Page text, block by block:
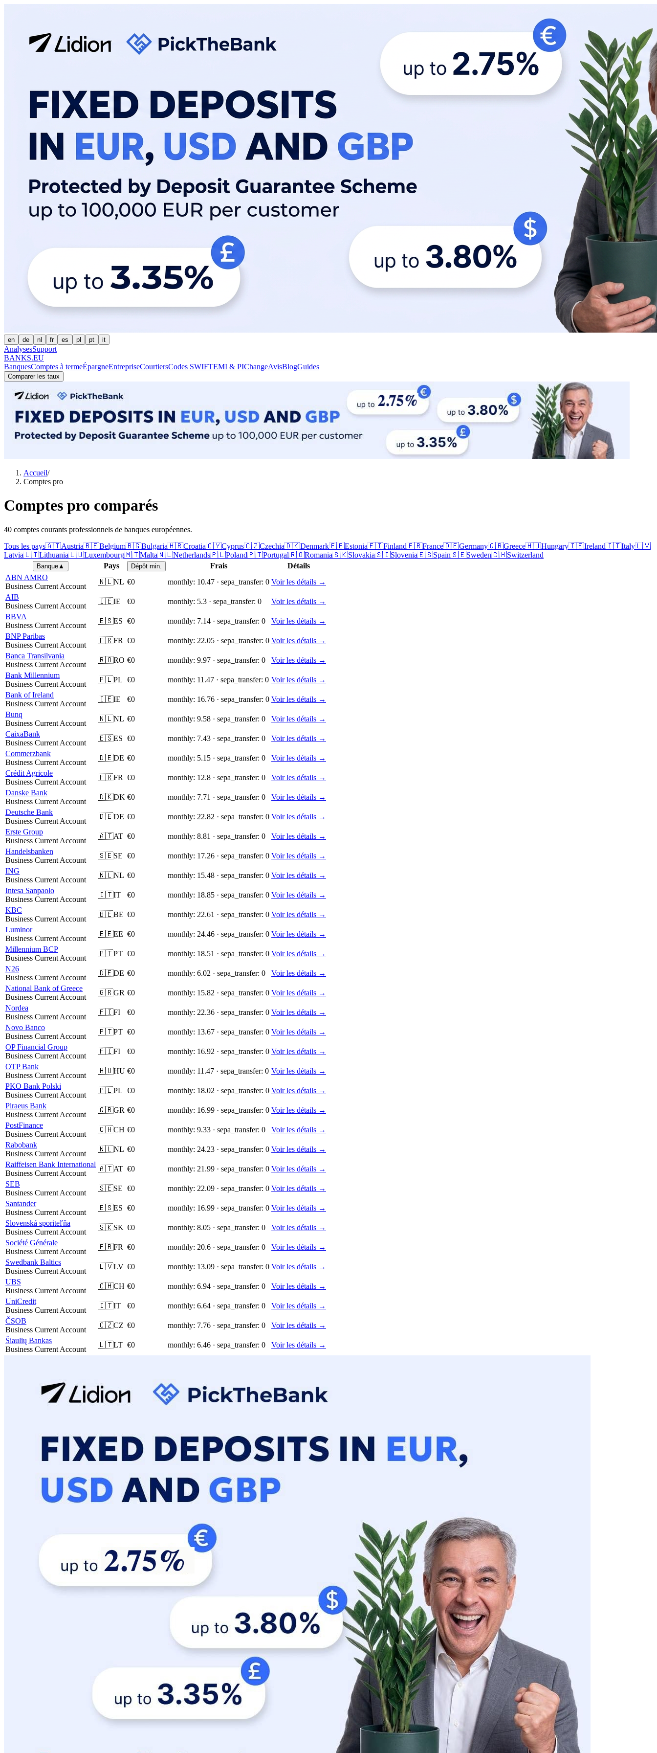
en de nl fr es pl pt it
AnalysesSupport
BANKS.EU
BanquesComptes à termeÉpargneEntrepriseCourtiersCodes SWIFTEMI & PIChangeAvisBlogGuides
Comparer les taux
Accueil/
Comptes pro
Comptes pro comparés
40 comptes courants professionnels de banques européennes.
Tous les pays🇦🇹Austria🇧🇪Belgium🇧🇬Bulgaria🇭🇷Croatia🇨🇾Cyprus🇨🇿Czechia🇩🇰Denmark🇪🇪Estonia🇫🇮Finland🇫🇷France🇩🇪Germany🇬🇷Greece🇭🇺Hungary🇮🇪Ireland🇮🇹Italy🇱🇻
Latvia🇱🇹Lithuania🇱🇺Luxembourg🇲🇹Malta🇳🇱Netherlands🇵🇱Poland🇵🇹Portugal🇷🇴Romania🇸🇰Slovakia🇸🇮Slovenia🇪🇸Spain🇸🇪Sweden🇨🇭Switzerland
Banque ▲ Pays Dépôt min. Frais
Détails
ABN AMRO
Business Current Account
🇳🇱NL €0 monthly: 10.47 · sepa_transfer: 0 Voir les détails →
AIB
Business Current Account
🇮🇪IE €0 monthly: 5.3 · sepa_transfer: 0
Voir les détails →
BBVA
Business Current Account
🇪🇸ES €0 monthly: 7.14 · sepa_transfer: 0
Voir les détails →
BNP Paribas
Business Current Account
🇫🇷FR €0 monthly: 22.05 · sepa_transfer: 0 Voir les détails →
Banca Transilvania
Business Current Account
🇷🇴RO €0 monthly: 9.97 · sepa_transfer: 0
Voir les détails →
Bank Millennium
Business Current Account
🇵🇱PL €0 monthly: 11.47 · sepa_transfer: 0 Voir les détails →
Bank of Ireland
Business Current Account
🇮🇪IE €0 monthly: 16.76 · sepa_transfer: 0 Voir les détails →
Bunq
Business Current Account
🇳🇱NL €0 monthly: 9.58 · sepa_transfer: 0
Voir les détails →
CaixaBank
Business Current Account
🇪🇸ES €0 monthly: 7.43 · sepa_transfer: 0
Voir les détails →
Commerzbank
Business Current Account
🇩🇪DE €0 monthly: 5.15 · sepa_transfer: 0
Voir les détails →
Crédit Agricole
Business Current Account
🇫🇷FR €0 monthly: 12.8 · sepa_transfer: 0
Voir les détails →
Danske Bank
Business Current Account
🇩🇰DK €0 monthly: 7.71 · sepa_transfer: 0
Voir les détails →
Deutsche Bank
Business Current Account
🇩🇪DE €0 monthly: 22.82 · sepa_transfer: 0 Voir les détails →
Erste Group
Business Current Account
🇦🇹AT €0 monthly: 8.81 · sepa_transfer: 0
Voir les détails →
Handelsbanken
Business Current Account
🇸🇪SE €0 monthly: 17.26 · sepa_transfer: 0 Voir les détails →
ING
Business Current Account
🇳🇱NL €0 monthly: 15.48 · sepa_transfer: 0 Voir les détails →
Intesa Sanpaolo
Business Current Account
🇮🇹IT €0 monthly: 18.85 · sepa_transfer: 0 Voir les détails →
KBC
Business Current Account
🇧🇪BE €0 monthly: 22.61 · sepa_transfer: 0 Voir les détails →
Luminor
Business Current Account
🇪🇪EE €0 monthly: 24.46 · sepa_transfer: 0 Voir les détails →
Millennium BCP
Business Current Account
🇵🇹PT €0 monthly: 18.51 · sepa_transfer: 0 Voir les détails →
N26
Business Current Account
🇩🇪DE €0 monthly: 6.02 · sepa_transfer: 0
Voir les détails →
National Bank of Greece
Business Current Account
🇬🇷GR €0 monthly: 15.82 · sepa_transfer: 0 Voir les détails →
Nordea
Business Current Account
🇫🇮FI €0 monthly: 22.36 · sepa_transfer: 0 Voir les détails →
Novo Banco
Business Current Account
🇵🇹PT €0 monthly: 13.67 · sepa_transfer: 0 Voir les détails →
OP Financial Group
Business Current Account
🇫🇮FI €0 monthly: 16.92 · sepa_transfer: 0 Voir les détails →
OTP Bank
Business Current Account
🇭🇺HU €0 monthly: 11.47 · sepa_transfer: 0 Voir les détails →
PKO Bank Polski
Business Current Account
🇵🇱PL €0 monthly: 18.02 · sepa_transfer: 0 Voir les détails →
Piraeus Bank
Business Current Account
🇬🇷GR €0 monthly: 16.99 · sepa_transfer: 0 Voir les détails →
PostFinance
Business Current Account
🇨🇭CH €0 monthly: 9.33 · sepa_transfer: 0
Voir les détails →
Rabobank
Business Current Account
🇳🇱NL €0 monthly: 24.23 · sepa_transfer: 0 Voir les détails →
Raiffeisen Bank International
Business Current Account
🇦🇹AT €0 monthly: 21.99 · sepa_transfer: 0 Voir les détails →
SEB
Business Current Account
🇸🇪SE €0 monthly: 22.09 · sepa_transfer: 0 Voir les détails →
Santander
Business Current Account
🇪🇸ES €0 monthly: 16.99 · sepa_transfer: 0 Voir les détails →
Slovenská sporiteľňa
Business Current Account
🇸🇰SK €0 monthly: 8.05 · sepa_transfer: 0
Voir les détails →
Société Générale
Business Current Account
🇫🇷FR €0 monthly: 20.6 · sepa_transfer: 0
Voir les détails →
Swedbank Baltics
Business Current Account
🇱🇻LV €0 monthly: 13.09 · sepa_transfer: 0 Voir les détails →
UBS
Business Current Account
🇨🇭CH €0 monthly: 6.94 · sepa_transfer: 0
Voir les détails →
UniCredit
Business Current Account
🇮🇹IT €0 monthly: 6.64 · sepa_transfer: 0
Voir les détails →
ČSOB
Business Current Account
🇨🇿CZ €0 monthly: 7.76 · sepa_transfer: 0
Voir les détails →
Šiaulių Bankas
Business Current Account
🇱🇹LT €0 monthly: 6.46 · sepa_transfer: 0 Voir les détails →